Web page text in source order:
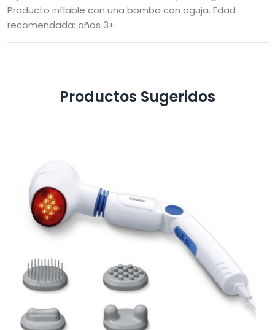
Producto inflable con una bomba con aguja. Edad
recomendada: años 3+
Productos Sugeridos